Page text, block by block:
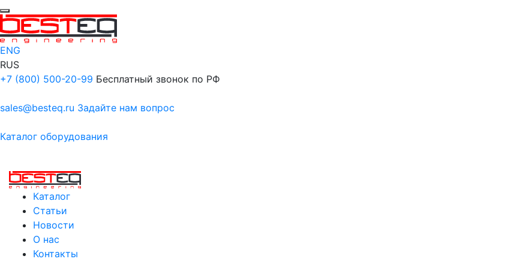
ENG
RUS
+7 (800) 500-20-99 Бесплатный звонок по РФ
sales@besteq.ru Задайте нам вопрос
Каталог оборудования
Каталог
Статьи
Новости
О нас
Контакты